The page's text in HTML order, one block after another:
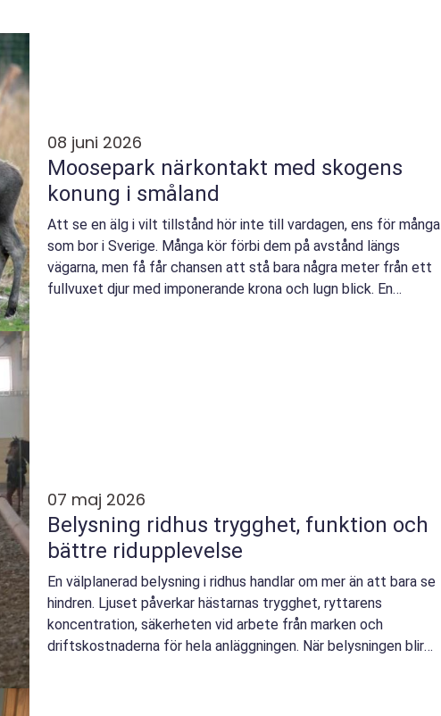
08 juni 2026
Moosepark närkontakt med skogens
konung i småland
Att se en älg i vilt tillstånd hör inte till vardagen, ens för många
som bor i Sverige. Många kör förbi dem på avstånd längs
vägarna, men få får chansen att stå bara några meter från ett
fullvuxet djur med imponerande krona och lugn blick. En
07 maj 2026
Belysning ridhus trygghet, funktion och
bättre ridupplevelse
En välplanerad belysning i ridhus handlar om mer än att bara se
hindren. Ljuset påverkar hästarnas trygghet, ryttarens
koncentration, säkerheten vid arbete från marken och
driftskostnaderna för hela anläggningen. När belysningen blir